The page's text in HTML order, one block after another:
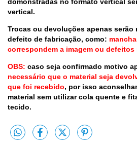
domonstradas no formato vertical
vertical.
Trocas ou devoluções apenas serão
defeito de fabricação, como:
correspondem a imagem ou defeitos
OBS: caso seja confirmado motivo
necessário que o material seja
que foi recebido, por isso
material sem utilizar cola quente e
tecido.